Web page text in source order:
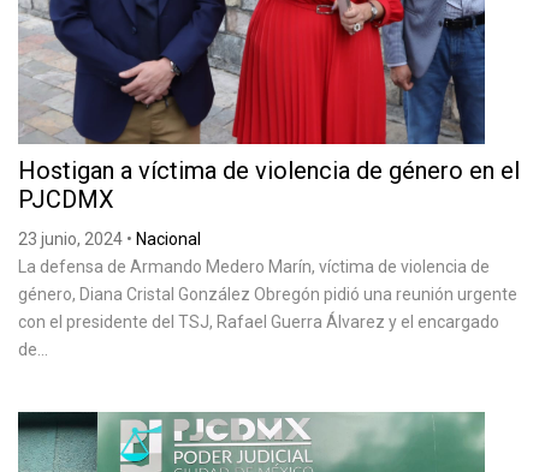
Hostigan a víctima de violencia de género en el
PJCDMX
23 junio, 2024 • Nacional
La defensa de Armando Medero Marín, víctima de violencia de
género, Diana Cristal González Obregón pidió una reunión urgente
con el presidente del TSJ, Rafael Guerra Álvarez y el encargado
de...